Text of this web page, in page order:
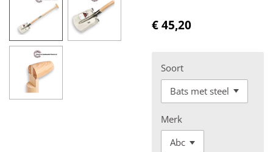
€ 45,20
Soort
Merk